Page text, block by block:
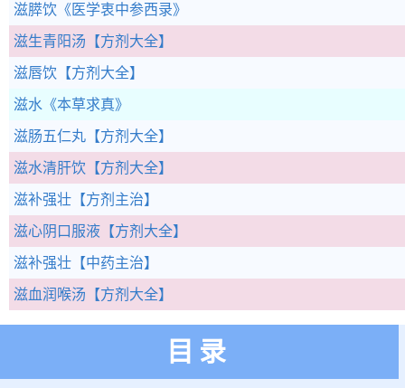
滋膵饮 《医学衷中参西录》
滋生青阳汤 【方剂大全】
滋唇饮 【方剂大全】
滋水 《本草求真》
滋肠五仁丸 【方剂大全】
滋水清肝饮 【方剂大全】
滋补强壮 【方剂主治】
滋心阴口服液 【方剂大全】
滋补强壮 【中药主治】
滋血润喉汤 【方剂大全】
目录